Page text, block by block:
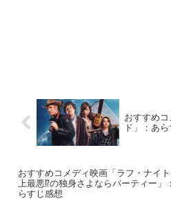
おすすめ
ド」：あ
おすすめコメディ映画「ラフ・ナイト
上最悪⁉の独身さよならパーティー」
らすじ感想